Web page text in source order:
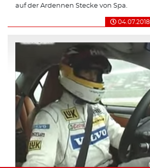
auf der Ardennen Stecke von Spa.
04.07.2018